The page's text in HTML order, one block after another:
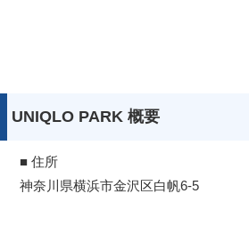
UNIQLO PARK 概要
■ 住所
神奈川県横浜市金沢区白帆6-5